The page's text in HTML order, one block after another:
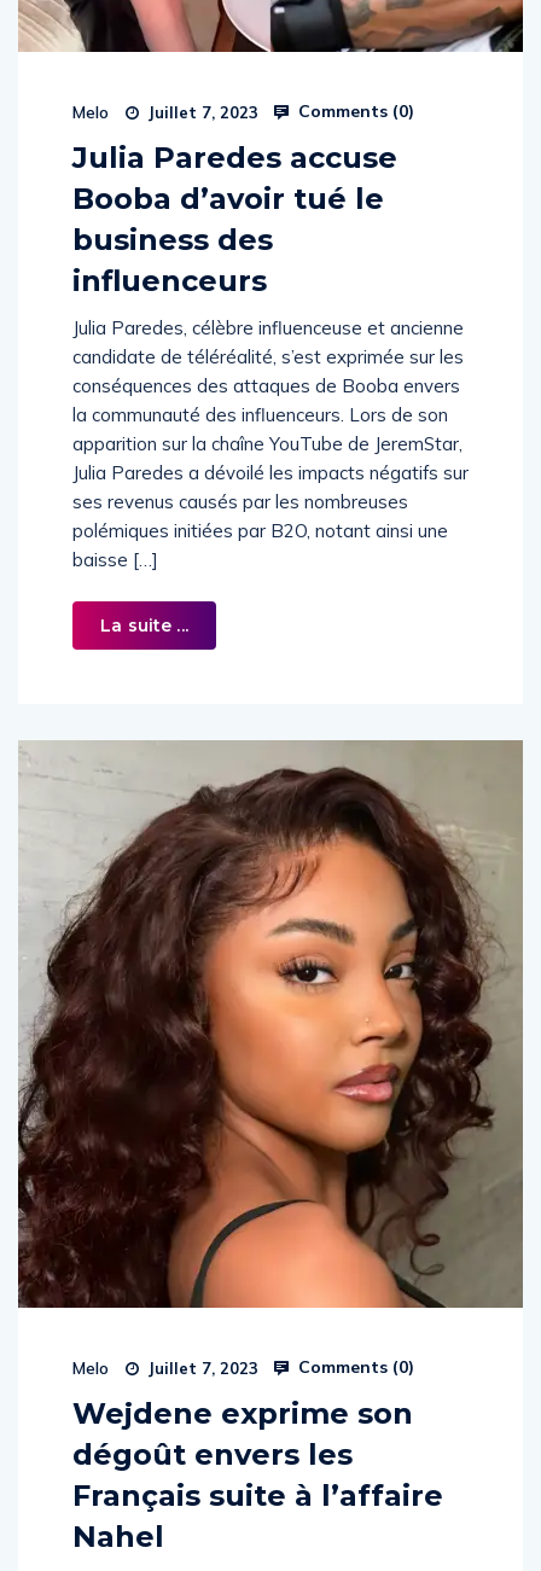
Melo Juillet 7, 2023 Comments (0)
Julia Paredes accuse
Booba d’avoir tué le
business des
influenceurs
Julia Paredes, célèbre influenceuse et ancienne
candidate de téléréalité, s’est exprimée sur les
conséquences des attaques de Booba envers
la communauté des influenceurs. Lors de son
apparition sur la chaîne YouTube de JeremStar,
Julia Paredes a dévoilé les impacts négatifs sur
ses revenus causés par les nombreuses
polémiques initiées par B2O, notant ainsi une
baisse […]
La suite ...
Melo Juillet 7, 2023 Comments (0)
Wejdene exprime son
dégoût envers les
Français suite à l’affaire
Nahel